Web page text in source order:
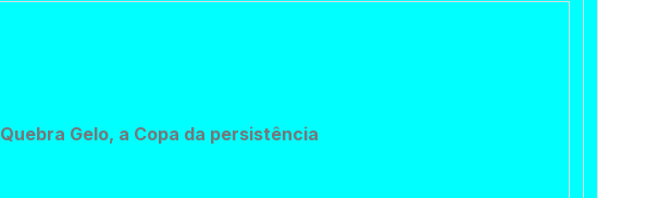
Quebra Gelo, a Copa da persistência